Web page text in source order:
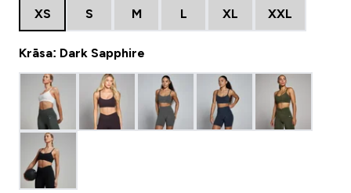
XS S M L XL XXL
Krāsa: Dark Sapphire